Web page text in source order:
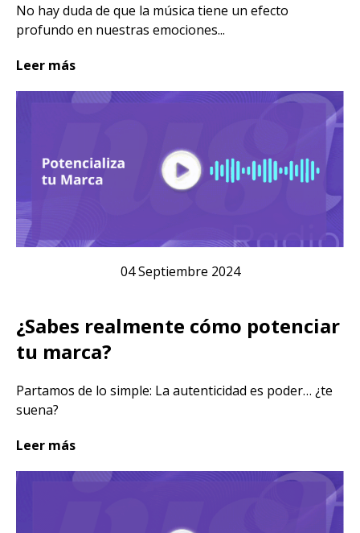
No hay duda de que la música tiene un efecto
profundo en nuestras emociones...
Leer más
04 Septiembre 2024
¿Sabes realmente cómo potenciar
tu marca?
Partamos de lo simple: La autenticidad es poder… ¿te
suena?
Leer más